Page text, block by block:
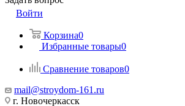
Войти
Корзина0
Избранные товары0
Сравнение товаров0
mail@stroydom-161.ru
г. Новочеркасск